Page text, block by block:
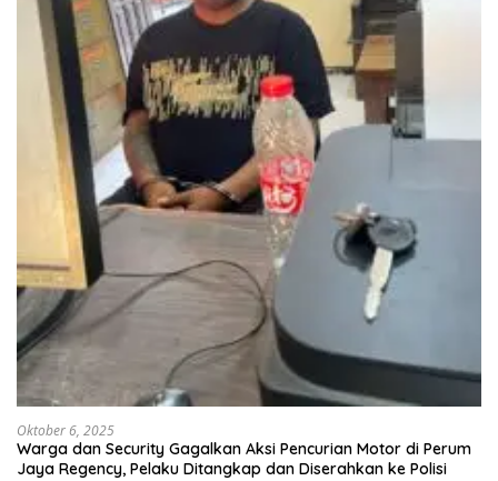
Oktober 6, 2025
Warga dan Security Gagalkan Aksi Pencurian Motor di Perum
Jaya Regency, Pelaku Ditangkap dan Diserahkan ke Polisi